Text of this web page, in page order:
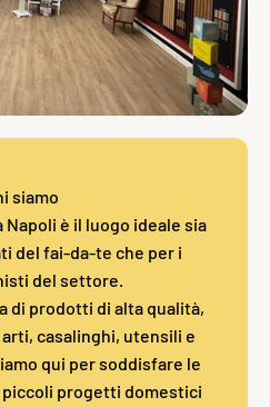
siamo
è il luogo ideale sia
del fai-da-te che per i
del settore.
di prodotti di alta qualità,
casalinghi, utensili e
qui per soddisfare le
progetti domestici